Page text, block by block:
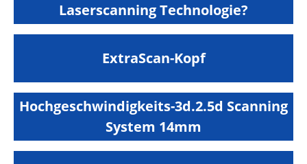
Laserscanning Technologie?
ExtraScan-Kopf
Hochgeschwindigkeits-3d.2.5d Scanning
System 14mm